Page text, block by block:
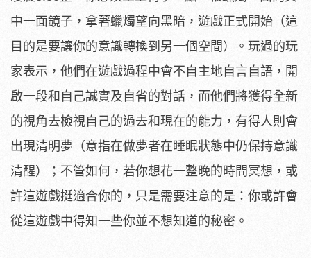
中一面鏡子，拿著蠟燭望向黑暗，遊戲正式開始（這
目的是要讓你的意識轉換到另一個空間）。玩過的玩
家表示，他們在遊戲過程中會不自主地自言自語，開
啟一段和自己誠實及自省的對話，而他們將獲得全新
的視角去檢視自己的過去和現在的能力，有得人則會
出現清明夢（意指在做夢者在睡眠狀態中仍保持意識
清醒）；不管如何，若你想花一整晚的時間冥想，或
許這遊戲挺適合你的，只是需要注意的是：你或許會
從這遊戲中得知一些你並不想知道的秘密。